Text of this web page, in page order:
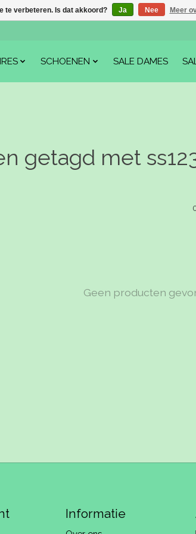
SCHOENEN SALE DAMES
getagd met
Geen producten
Informatie
te verbeteren. Is dat akkoord? Ja Nee Meer